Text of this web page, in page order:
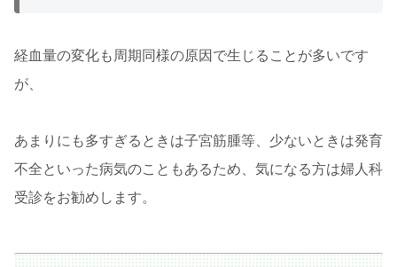
経血量の変化も周期同様の原因で生じることが多いです
が、
あまりにも多すぎるときは子宮筋腫等、少ないときは発育
不全といった病気のこともあるため、気になる方は婦人科
受診をお勧めします。